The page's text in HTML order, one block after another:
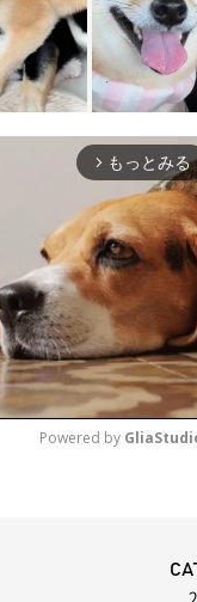
arrow_forward_ios もっとみる
Powered by